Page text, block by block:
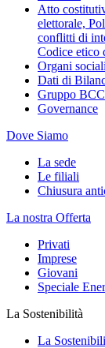
Atto
elettorale,
conflitti di
Codice etico
Organi sociali
Dati di
Gruppo
Governance
Dove Siamo
La sede
Le filiali
Chiusura
La nostra Offerta
Privati
Imprese
Giovani
Speciale
La Sostenibilità
La